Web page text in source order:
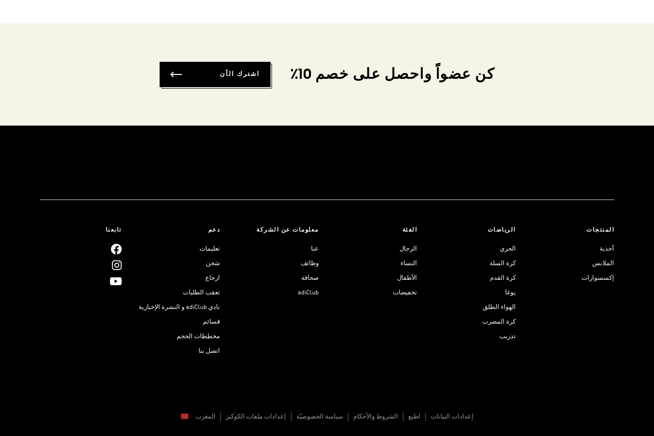
كن عضواً واحصل على خصم 10٪ اشترك الآن
المنتجات
أحذية
الملابس
إكسسوارات
الرياضات
الجري
كرة السلة
كرة القدم
يوغا
الهواء الطلق
كرة المضرب
تدريب
الفئة
الرجال
النساء
الأطفال
تخفيضات
معلومات عن الشركة
عنا
وظائف
صحافة
adiClub
دعم
تعليمات
شحن
ارجاع
تعقب الطلبات
نادي adiClub و النشرة الإخبارية
قسائم
مخططات الحجم
اتصل بنا
تابعنا
إعدادات البيانات المغرب إعدادات ملفات الكوكيز سياسة الخصوصيّة الشروط والأحكام اطبع